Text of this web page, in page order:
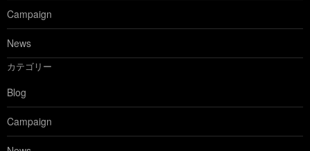
を
見
る
Campaign
News
カテゴリー
Blog
Campaign